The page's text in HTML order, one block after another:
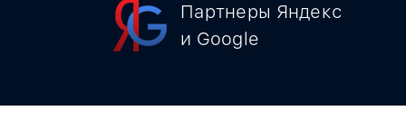
Партнеры Яндекс
и Google